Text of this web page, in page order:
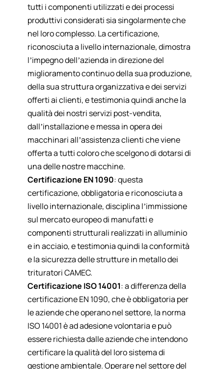
tutti i componenti utilizzati e dei processi
produttivi considerati sia singolarmente che
nel loro complesso. La certificazione,
riconosciuta a livello internazionale, dimostra
l’impegno dell’azienda in direzione del
miglioramento continuo della sua produzione,
della sua struttura organizzativa e dei servizi
offerti ai clienti, e testimonia quindi anche la
qualità dei nostri servizi post-vendita,
dall’installazione e messa in opera dei
macchinari all’assistenza clienti che viene
offerta a tutti coloro che scelgono di dotarsi di
una delle nostre macchine.
Certificazione EN 1090: questa
certificazione, obbligatoria e riconosciuta a
livello internazionale, disciplina l’immissione
sul mercato europeo di manufatti e
componenti strutturali realizzati in alluminio
e in acciaio, e testimonia quindi la conformità
e la sicurezza delle strutture in metallo dei
trituratori CAMEC.
Certificazione ISO 14001: a differenza della
certificazione EN 1090, che è obbligatoria per
le aziende che operano nel settore, la norma
ISO 14001 è ad adesione volontaria e può
essere richiesta dalle aziende che intendono
certificare la qualità del loro sistema di
gestione ambientale. Operare nel settore del